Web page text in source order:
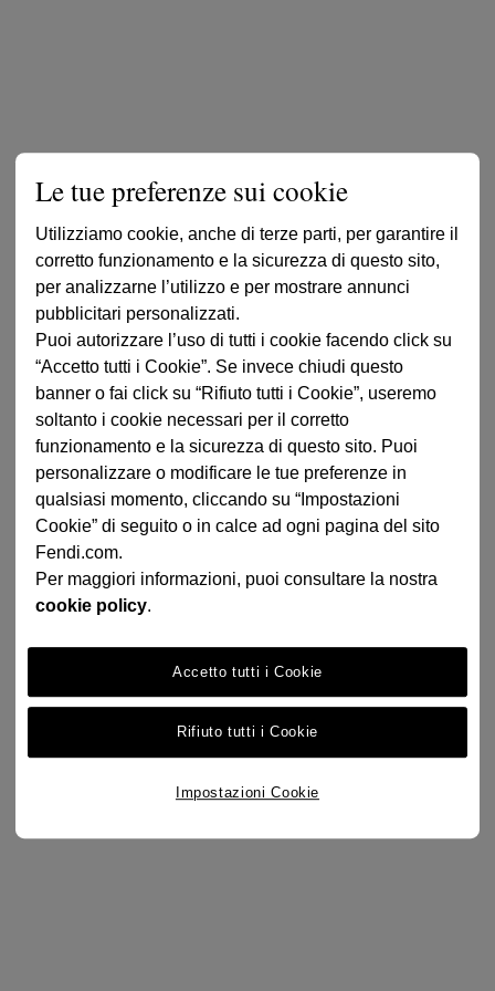
Le tue preferenze sui cookie
Utilizziamo cookie, anche di terze parti, per garantire il
corretto funzionamento e la sicurezza di questo sito,
per analizzarne l’utilizzo e per mostrare annunci
pubblicitari personalizzati.
Puoi autorizzare l’uso di tutti i cookie facendo click su
“Accetto tutti i Cookie”. Se invece chiudi questo
banner o fai click su “Rifiuto tutti i Cookie”, useremo
soltanto i cookie necessari per il corretto
funzionamento e la sicurezza di questo sito. Puoi
personalizzare o modificare le tue preferenze in
qualsiasi momento, cliccando su “Impostazioni
Cookie” di seguito o in calce ad ogni pagina del sito
Fendi.com.
Per maggiori informazioni, puoi consultare la nostra
cookie policy.
Impostazioni Cookie
Rifiuto tutti i Cookie
Accetto tutti i Cookie